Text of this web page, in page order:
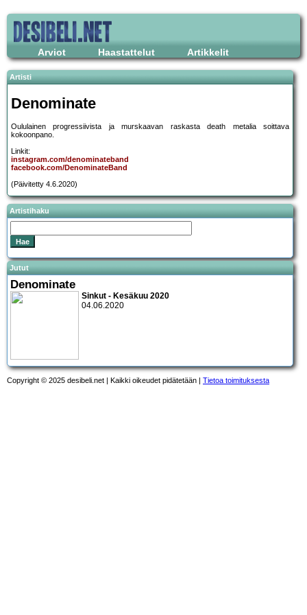
Arviot Haastattelut Artikkelit
Artisti
Denominate
Oululainen progressiivista ja murskaavan raskasta death metalia soittava
kokoonpano.
Linkit:
instagram.com/denominateband
facebook.com/DenominateBand
(Päivitetty 4.6.2020)
Artistihaku
Jutut
Denominate
Sinkut - Kesäkuu 2020
04.06.2020
Copyright © 2025 desibeli.net | Kaikki oikeudet pidätetään | Tietoa toimituksesta